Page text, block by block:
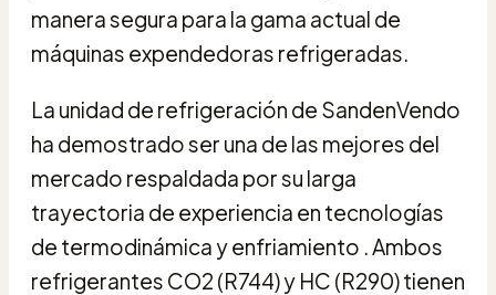
manera segura para la gama actual de
máquinas expendedoras refrigeradas.
La unidad de refrigeración de SandenVendo
ha demostrado ser una de las mejores del
mercado respaldada por su larga
trayectoria de experiencia en tecnologías
de termodinámica y enfriamiento . Ambos
refrigerantes CO2 (R744) y HC (R290) tienen